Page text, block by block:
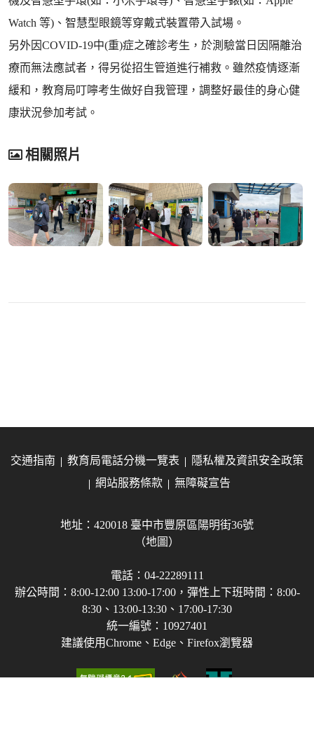
Watch 等)、智慧型眼鏡等穿戴式裝置帶入試場。
另外因COVID-19中(重)症之確診考生，於測驗當日因隔離治
療而無法應試者，得另從招生管道進行補救。雖然疫情逐漸
緩和，教育局叮嚀考生做好自我管理，調整好最佳的身心健
康狀況參加考試。
相關照片
交通指南 教育局電話分機一覽表
隱私權及資訊安全政策
網站服務條款
無障礙宣告
地址：420018 臺中市豐原區陽明街36號
（地圖）
電話：04-22289111
辦公時間：8:00-12:00 13:00-17:00，彈性上下班時間：8:00-
8:30、13:00-13:30、17:00-17:30
統一編號：10927401
建議使用Chrome、Edge、Firefox瀏覽器